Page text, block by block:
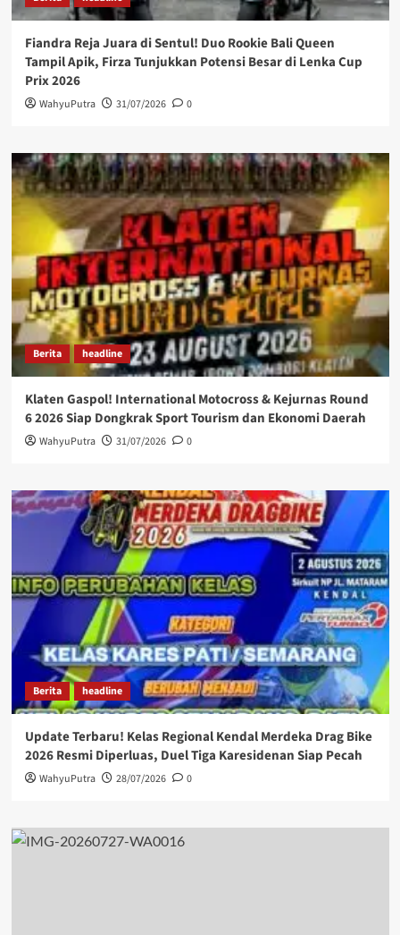
Fiandra Reja Juara di Sentul! Duo Rookie Bali Queen
Tampil Apik, Firza Tunjukkan Potensi Besar di Lenka Cup
Prix 2026
WahyuPutra 31/07/2026 0
Berita headline
Klaten Gaspol! International Motocross & Kejurnas Round
6 2026 Siap Dongkrak Sport Tourism dan Ekonomi Daerah
WahyuPutra 31/07/2026 0
Berita headline
Update Terbaru! Kelas Regional Kendal Merdeka Drag Bike
2026 Resmi Diperluas, Duel Tiga Karesidenan Siap Pecah
WahyuPutra 28/07/2026 0